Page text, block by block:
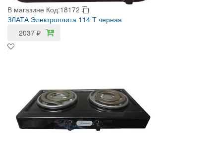
В магазине Код:18172
ЗЛАТА Электроплита 114 Т черная
2037 ₽